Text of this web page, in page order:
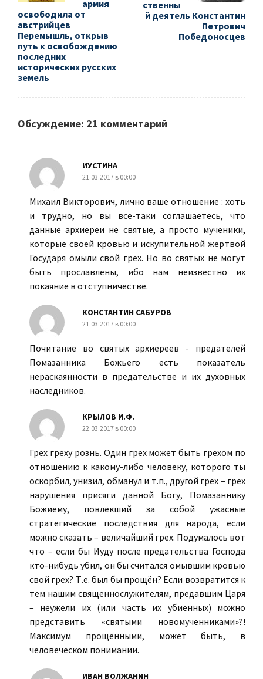
армия
освободила от
австрийцев
Перемышль, открыв
путь к освобождению
последних
исторических русских
земель
ственны
й деятель Константин
Петрович
Победоносцев
Обсуждение: 21 комментарий
ИУСТИНА
21.03.2017 в 00:00
Михаил Викторович, лично ваше отношение : хоть
и трудно, но вы все-таки соглашаетесь, что
данные архиереи не святые, а просто мученики,
которые своей кровью и искупительной жертвой
Государя омыли свой грех. Но во святых не могут
быть прославлены, ибо нам неизвестно их
покаяние в отступничестве.
КОНСТАНТИН САБУРОВ
21.03.2017 в 00:00
Почитание во святых архиереев - предателей
Помазанника Божьего есть показатель
нераскаянности в предательстве и их духовных
наследников.
КРЫЛОВ И.Ф.
22.03.2017 в 00:00
Грех греху рознь. Один грех может быть грехом по
отношению к какому-либо человеку, которого ты
оскорбил, унизил, обманул и т.п., другой грех – грех
нарушения присяги данной Богу, Помазаннику
Божиему, повлёкший за собой ужасные
стратегические последствия для народа, если
можно сказать – величайший грех. Подумалось вот
что – если бы Иуду после предательства Господа
кто-нибудь убил, он бы считался омывшим кровью
свой грех? Т.е. был бы прощён? Если возвратится к
тем нашим священнослужителям, предавшим Царя
– неужели их (или часть их убиенных) можно
представить «святыми новомученниками»?!
Максимум прощёнными, может быть, в
человеческом понимании.
ИВАН ВОЛЖАНИН